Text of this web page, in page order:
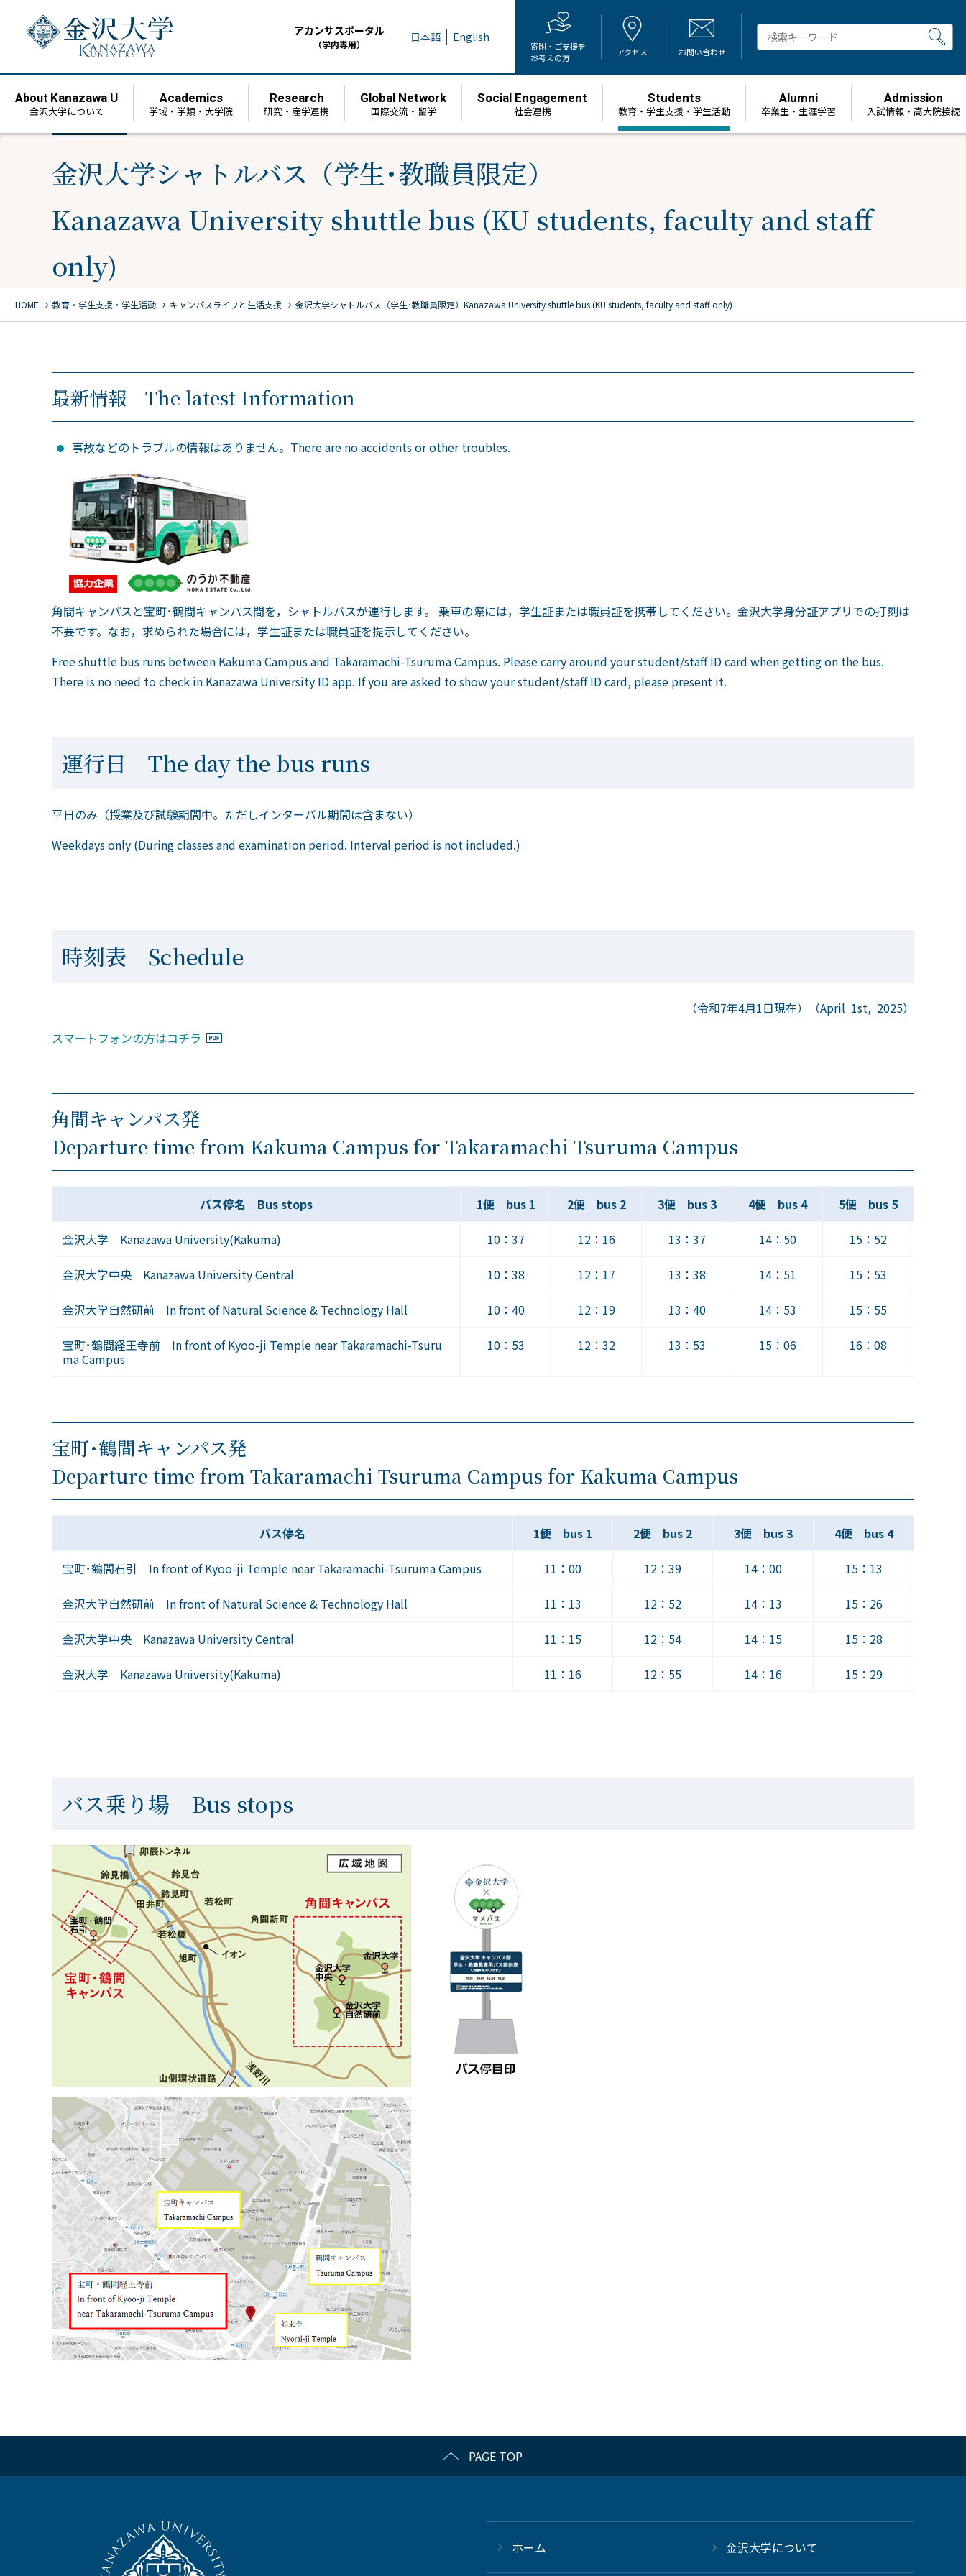
アカンサスポータル
（学内専用） 日本語 English
寄附・ご支援を
お考えの方
アクセス お問い合わせ
About Kanazawa U
金沢大学について
Academics
学域・学類・大学院
Research
研究・産学連携
Global Network
国際交流・留学
Social Engagement
社会連携
Students
教育・学生支援・学生活動
Alumni
卒業生・生涯学習
Admission
⼊試情報・高大院接続
金沢大学シャトルバス（学生･教職員限定）
Kanazawa University shuttle bus (KU students, faculty and staff
only)
HOME chevron_right 教育・学生支援・学生活動 chevron_right キャンパスライフと生活支援 chevron_right 金沢大学シャトルバス（学生･教職員限定） Kanazawa University shuttle bus (KU students, faculty and staff only)
最新情報 The latest Information
事故などのトラブルの情報はありません。There are no accidents or other troubles.
角間キャンパスと宝町･鶴間キャンパス間を，シャトルバスが運行します。 乗車の際には，学生証または職員証を携帯してください。金沢大学身分証アプリでの打刻は
不要です。なお，求められた場合には，学生証または職員証を提示してください。
Free shuttle bus runs between Kakuma Campus and Takaramachi-Tsuruma Campus. Please carry around your student/staff ID card when getting on the bus.
There is no need to check in Kanazawa University ID app. If you are asked to show your student/staff ID card, please present it.
運行日 The day the bus runs
平日のみ（授業及び試験期間中。ただしインターバル期間は含まない）
Weekdays only (During classes and examination period. Interval period is not included.)
時刻表 Schedule
（令和7年4月1日現在）（April 1st, 2025）
スマートフォンの方はコチラ
角間キャンパス発
Departure time from Kakuma Campus for Takaramachi-Tsuruma Campus
バス停名 Bus stops 1便 bus 1 2便 bus 2 3便 bus 3 4便 bus 4 5便 bus 5
金沢大学 Kanazawa University(Kakuma) 10：37 12：16 13：37 14：50 15：52
金沢大学中央 Kanazawa University Central 10：38 12：17 13：38 14：51 15：53
金沢大学自然研前 In front of Natural Science & Technology Hall 10：40 12：19 13：40 14：53 15：55
宝町･鶴間経王寺前 In front of Kyoo-ji Temple near Takaramachi-Tsuru
ma Campus
10：53 12：32 13：53 15：06 16：08
宝町･鶴間キャンパス発
Departure time from Takaramachi-Tsuruma Campus for Kakuma Campus
バス停名 1便 bus 1 2便 bus 2 3便 bus 3 4便 bus 4
宝町･鶴間石引 In front of Kyoo-ji Temple near Takaramachi-Tsuruma Campus 11：00 12：39 14：00 15：13
金沢大学自然研前 In front of Natural Science & Technology Hall 11：13 12：52 14：13 15：26
金沢大学中央 Kanazawa University Central 11：15 12：54 14：15 15：28
金沢大学 Kanazawa University(Kakuma) 11：16 12：55 14：16 15：29
バス乗り場 Bus stops
PAGE TOP
ホーム 金沢大学について